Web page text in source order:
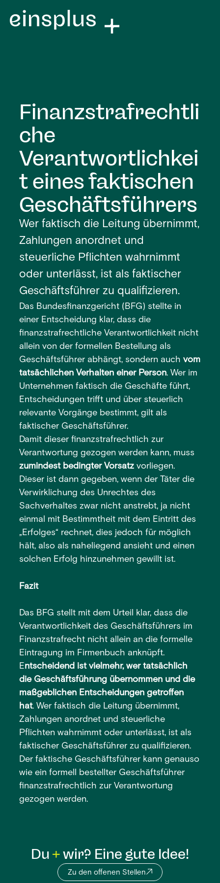
Finanzstrafrechtli
che
Verantwortlichkei
t eines faktischen
Geschäftsführers
Wer faktisch die Leitung übernimmt,
Zahlungen anordnet und
steuerliche Pflichten wahrnimmt
oder unterlässt, ist als faktischer
Geschäftsführer zu qualifizieren.
Das Bundesfinanzgericht (BFG) stellte in
einer Entscheidung klar, dass die
finanzstrafrechtliche Verantwortlichkeit nicht
allein von der formellen Bestellung als
Geschäftsführer abhängt, sondern auchvom
tatsächlichen Verhalten einer Person. Wer im
Unternehmen faktisch die Geschäfte führt,
Entscheidungen trifft und über steuerlich
relevante Vorgänge bestimmt, gilt als
faktischer Geschäftsführer.
Damit dieser finanzstrafrechtlich zur
Verantwortung gezogen werden kann, muss
zumindest bedingter Vorsatz vorliegen.
Dieser ist dann gegeben, wenn der Täter die
Verwirklichung des Unrechtes des
Sachverhaltes zwar nicht anstrebt, ja nicht
einmal mit Bestimmtheit mit dem Eintritt des
„Erfolges“ rechnet, dies jedoch für möglich
hält, also als naheliegend ansieht und einen
solchen Erfolg hinzunehmen gewillt ist.
Fazit
Das BFG stellt mit dem Urteil klar, dass die
Verantwortlichkeit des Geschäftsführers im
Finanzstrafrecht nicht allein an die formelle
Eintragung im Firmenbuch anknüpft.
Entscheidend ist vielmehr, wer tatsächlich
die Geschäftsführung übernommen und die
maßgeblichen Entscheidungen getroffen
hat. Wer faktisch die Leitung übernimmt,
Zahlungen anordnet und steuerliche
Pflichten wahrnimmt oder unterlässt, ist als
faktischer Geschäftsführer zu qualifizieren.
Der faktische Geschäftsführer kann genauso
wie ein formell bestellter Geschäftsführer
finanzstrafrechtlich zur Verantwortung
gezogen werden.
Du wir? Eine gute Idee!
Zu den offenen Stellen